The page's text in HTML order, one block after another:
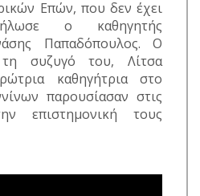
Επών, που δεν έχει
ο καθηγητής
Παπαδόπουλος. Ο
συζυγό του, Λίτσα
καθηγήτρια στο
παρουσίασαν στις
επιστημονική τους